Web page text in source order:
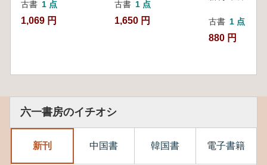
古書 1 点
1,069 円
古書 1 点
1,650 円 古書 1 点
880 円
六一書房のイチオシ
新刊 中国書 韓国書 電子書籍